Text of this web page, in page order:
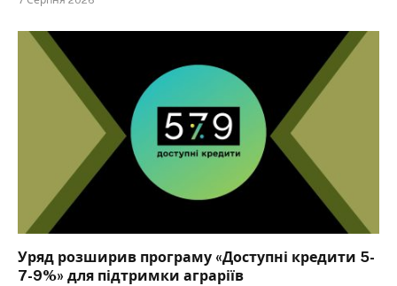
Уряд розширив програму «Доступні кредити 5-
7-9%» для підтримки аграріїв